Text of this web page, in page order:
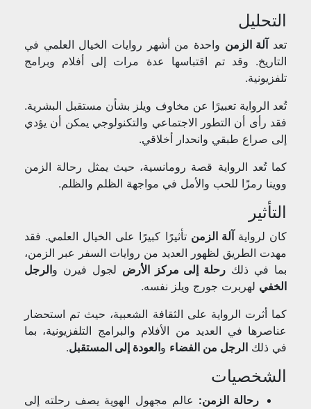
التحليل
تعد آلة الزمن واحدة من أشهر روايات الخيال العلمي في
التاريخ. وقد تم اقتباسها عدة مرات إلى أفلام وبرامج
تلفزيونية.
تُعد الرواية تعبيرًا عن مخاوف ويلز بشأن مستقبل البشرية.
فقد رأى أن التطور الاجتماعي والتكنولوجي يمكن أن يؤدي
إلى صراع طبقي وانحدار أخلاقي.
كما تُعد الرواية قصة رومانسية، حيث يمثل رحالة الزمن
ووينا رمزًا للحب والأمل في مواجهة الظلم والظلم.
التأثير
كان لروايةآلة الزمن تأثيرًا كبيرًا على الخيال العلمي. فقد
مهدت الطريق لظهور العديد من روايات السفر عبر الزمن،
بما في ذلك رحلة إلى مركز الأرض لجول فيرن والرجل
الخفي لهربرت جورج ويلز نفسه.
كما أثرت الرواية على الثقافة الشعبية، حيث تم استحضار
عناصرها في العديد من الأفلام والبرامج التلفزيونية، بما
في ذلك الرجل من الفضاء والعودة إلى المستقبل.
الشخصيات
رحالة الزمن: عالم مجهول الهوية يصف رحلته إلى